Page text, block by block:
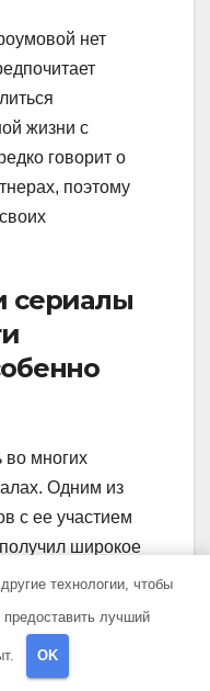
нет
жизни с
говорит о
поэтому
сериалы
во многих
Одним из
с ее участием
широкое
прокате. Ее
Она также
получает
технологии, чтобы
лучший
OK